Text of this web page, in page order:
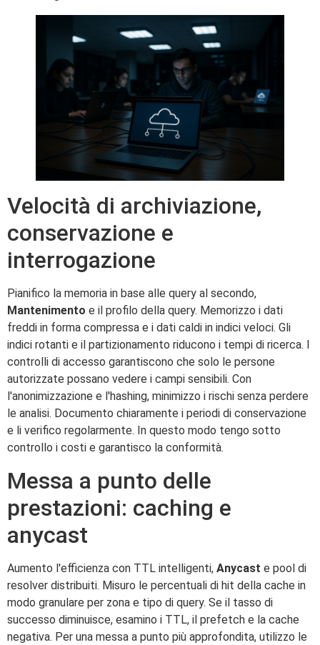
Velocità di archiviazione,
conservazione e
interrogazione
Pianifico la memoria in base alle query al secondo,
Mantenimento e il profilo della query. Memorizzo i dati
freddi in forma compressa e i dati caldi in indici veloci. Gli
indici rotanti e il partizionamento riducono i tempi di ricerca. I
controlli di accesso garantiscono che solo le persone
autorizzate possano vedere i campi sensibili. Con
l'anonimizzazione e l'hashing, minimizzo i rischi senza perdere
le analisi. Documento chiaramente i periodi di conservazione
e li verifico regolarmente. In questo modo tengo sotto
controllo i costi e garantisco la conformità.
Messa a punto delle
prestazioni: caching e
anycast
Aumento l'efficienza con TTL intelligenti, Anycast e pool di
resolver distribuiti. Misuro le percentuali di hit della cache in
modo granulare per zona e tipo di query. Se il tasso di
successo diminuisce, esamino i TTL, il prefetch e la cache
negativa. Per una messa a punto più approfondita, utilizzo le